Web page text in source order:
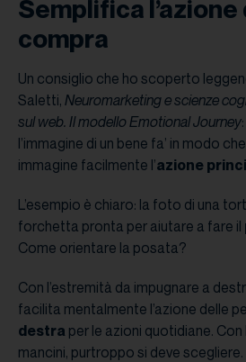
Semplifica l’azione
compra
Un consiglio che ho scoperto
Saletti, Neuromarketing e scienze
sul web. Il modello Emotional Journey
l’immagine di un bene fa’ in modo
immagine facilmente l’azione
L’esempio è chiaro: la foto di una
forchetta pronta per aiutare a fare il
Come orientare la posata?
Con l’estremità da impugnare a
facilita mentalmente l’azione delle
destra per le azioni quotidiane.
mancini, purtroppo si deve scegliere.